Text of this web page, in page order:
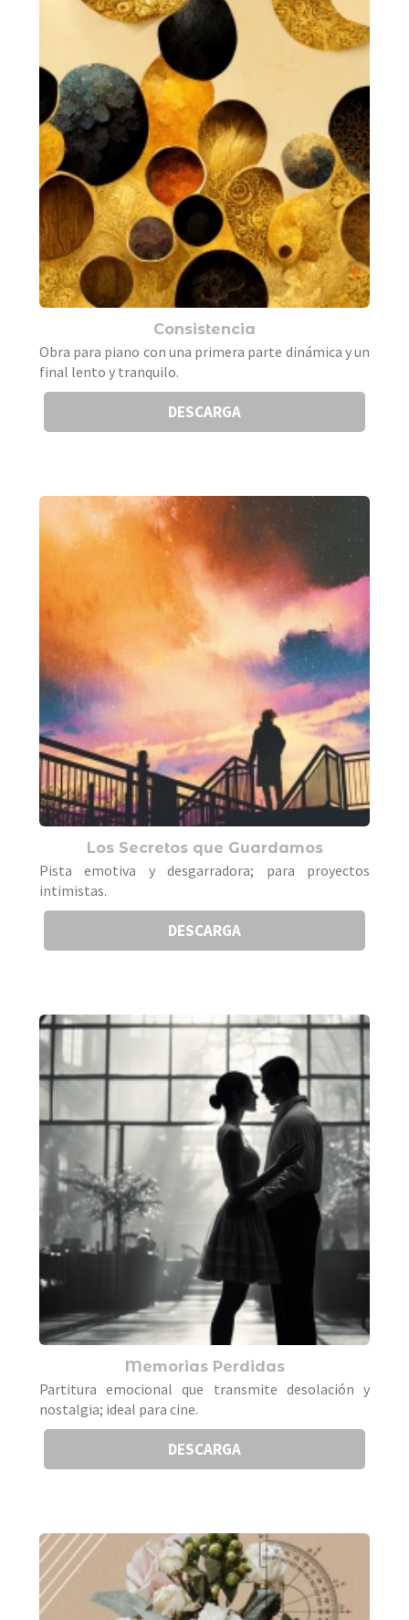
Consistencia
Obra para piano con una primera parte dinámica y un
final lento y tranquilo.
DESCARGA
Los Secretos que Guardamos
Pista emotiva y desgarradora; para proyectos
intimistas.
DESCARGA
Memorias Perdidas
Partitura emocional que transmite desolación y
nostalgia; ideal para cine.
DESCARGA